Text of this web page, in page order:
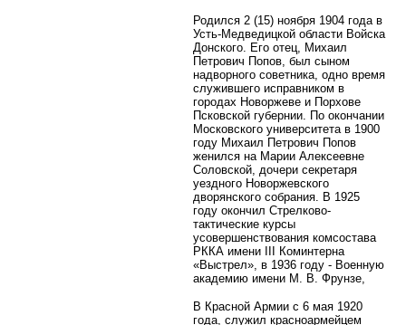
Родился 2 (15) ноября 1904 года в
Усть-Медведицкой области Войска
Донского. Его отец, Михаил
Петрович Попов, был сыном
надворного советника, одно время
служившего исправником в
городах Новоржеве и Порхове
Псковской губернии. По окончании
Московского университета в 1900
году Михаил Петрович Попов
женился на Марии Алексеевне
Соловской, дочери секретаря
уездного Новоржевского
дворянского собрания. В 1925
году окончил Стрелково-
тактические курсы
усовершенствования комсостава
РККА имени III Коминтерна
«Выстрел», в 1936 году - Военную
академию имени М. В. Фрунзе,
В Красной Армии с 6 мая 1920
года, служил красноармейцем